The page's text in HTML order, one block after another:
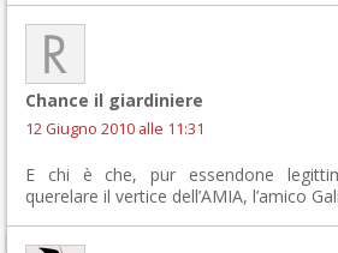
Chance il giardiniere
12 Giugno 2010 alle 11:31
E chi è che, pur essendone
querelare il vertice dell’AMIA, l’amico